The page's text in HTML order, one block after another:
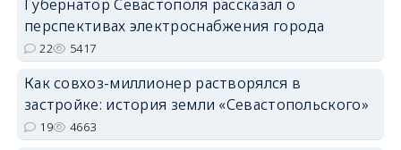
Губернатор Севастополя рассказал о
перспективах электроснабжения города
22 5417
Как совхоз-миллионер растворялся в
застройке: история земли «Севастопольского»
19 4663